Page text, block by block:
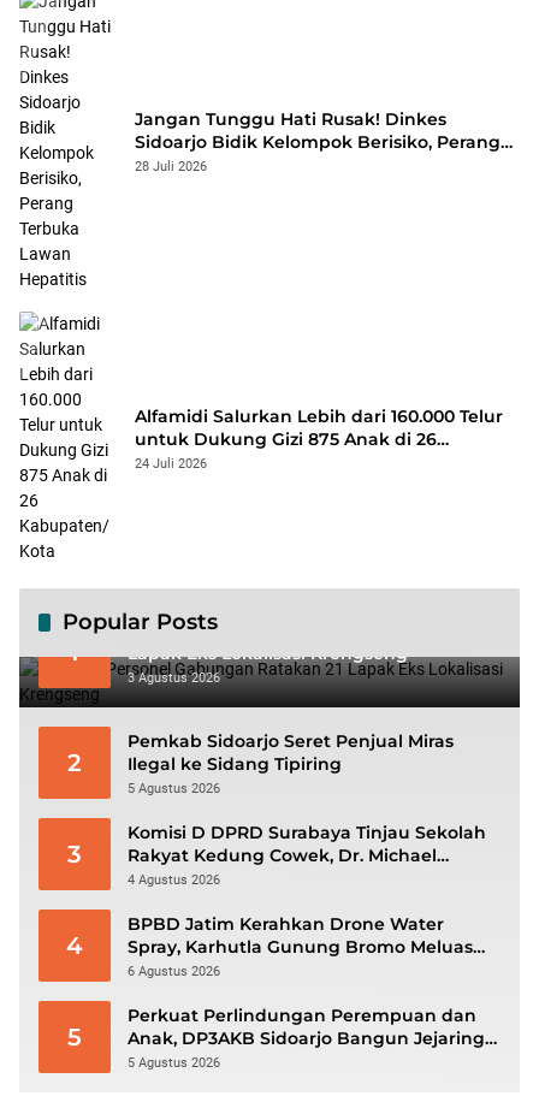
Jangan Tunggu Hati Rusak! Dinkes
Sidoarjo Bidik Kelompok Berisiko, Perang
Terbuka Lawan Hepatitis
28 Juli 2026
Alfamidi Salurkan Lebih dari 160.000 Telur
untuk Dukung Gizi 875 Anak di 26
Kabupaten/Kota
24 Juli 2026
Popular Posts
1
Ratusan Personel Gabungan Ratakan 21
Lapak Eks Lokalisasi Krengseng
3 Agustus 2026
2
Pemkab Sidoarjo Seret Penjual Miras
Ilegal ke Sidang Tipiring
5 Agustus 2026
3
Komisi D DPRD Surabaya Tinjau Sekolah
Rakyat Kedung Cowek, Dr. Michael
Leksodimulyo: “Membangun Karakter
4 Agustus 2026
4
BPBD Jatim Kerahkan Drone Water
Spray, Karhutla Gunung Bromo Meluas
hingga 70 Hektare
6 Agustus 2026
5
Perkuat Perlindungan Perempuan dan
Anak, DP3AKB Sidoarjo Bangun Jejaring
hingga Tingkat Desa
5 Agustus 2026